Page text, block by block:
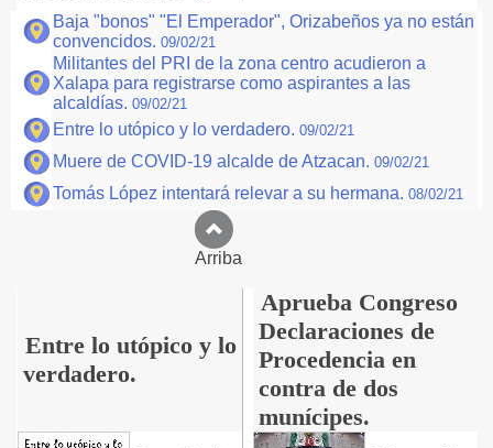
Baja "bonos" "El Emperador", Orizabeños ya no están
convencidos. 09/02/21
Militantes del PRI de la zona centro acudieron a
Xalapa para registrarse como aspirantes a las
alcaldías. 09/02/21
Entre lo utópico y lo verdadero. 09/02/21
Muere de COVID-19 alcalde de Atzacan. 09/02/21
Tomás López intentará relevar a su hermana. 08/02/21
Arriba
Entre lo utópico y lo
verdadero.
Aprueba Congreso
Declaraciones de
Procedencia en
contra de dos
munícipes.